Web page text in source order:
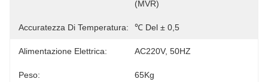
(MVR)
Accuratezza Di Temperatura: ℃ Del ± 0,5
Alimentazione Elettrica: AC220V, 50HZ
Peso: 65Kg